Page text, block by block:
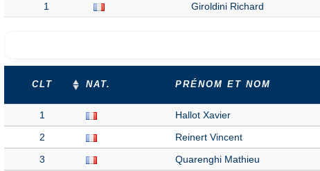
1 Giroldini Richard
CLT NAT. PRÉNOM ET NOM
1 Hallot Xavier
2
Reinert Vincent
3
Quarenghi Mathieu